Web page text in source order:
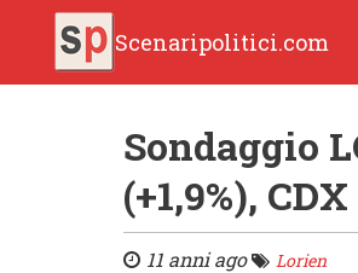
Scenaripolitici.com
Sondaggio
(+1,9%),
11 anni ago Lorien